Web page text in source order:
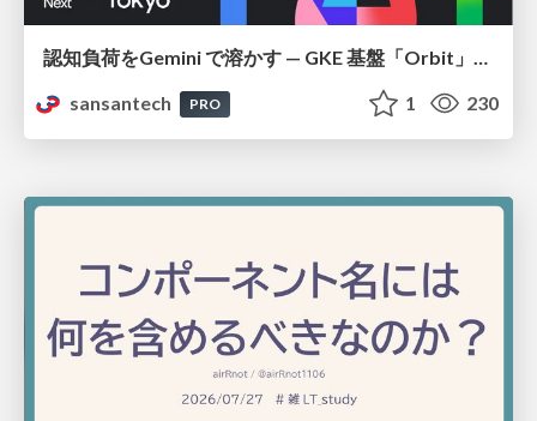
認知負荷をGemini で溶かす — GKE 基盤「Orbit」における AI エージェントの実践
sansantech
PRO 1 230